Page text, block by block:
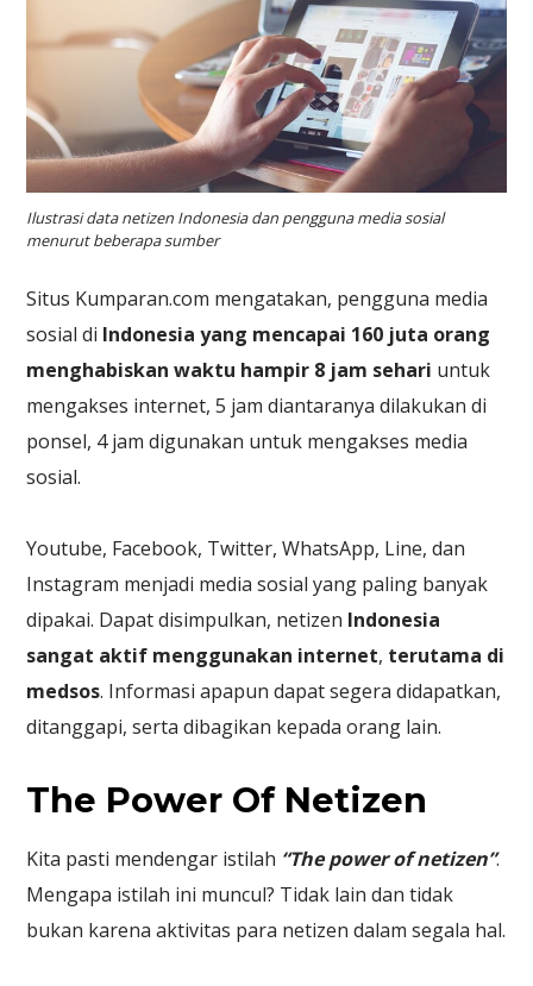
Ilustrasi data netizen Indonesia dan pengguna media sosial
menurut beberapa sumber
Situs Kumparan.com mengatakan, pengguna media
sosial di Indonesia yang mencapai 160 juta orang
menghabiskan waktu hampir 8 jam sehari untuk
mengakses internet, 5 jam diantaranya dilakukan di
ponsel, 4 jam digunakan untuk mengakses media
sosial.
Youtube, Facebook, Twitter, WhatsApp, Line, dan
Instagram menjadi media sosial yang paling banyak
dipakai. Dapat disimpulkan, netizen Indonesia
sangat aktif menggunakan internet, terutama di
medsos. Informasi apapun dapat segera didapatkan,
ditanggapi, serta dibagikan kepada orang lain.
The Power Of Netizen
Kita pasti mendengar istilah “The power of netizen”.
Mengapa istilah ini muncul? Tidak lain dan tidak
bukan karena aktivitas para netizen dalam segala hal.